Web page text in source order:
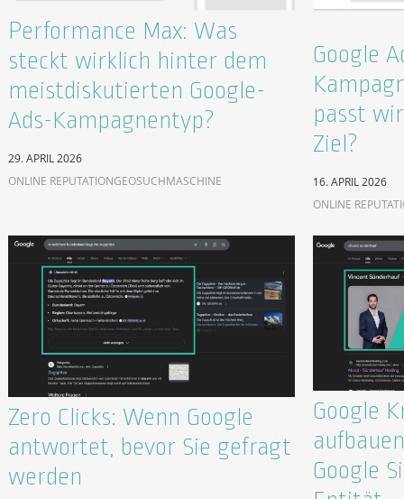
Performance Max: Was
steckt wirklich hinter dem
meistdiskutierten Google-
Ads-Kampagnentyp?
29. APRIL 2026
ONLINE REPUTATIONGEOSUCHMASCHINE
Google
passt
Ziel?
16. APRIL 2026
ONLINE
Zero Clicks: Wenn Google
antwortet, bevor Sie gefragt
werden
Google
Google